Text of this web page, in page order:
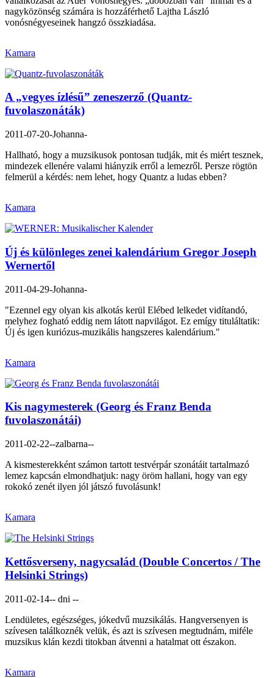
nagyközönség számára is hozzáférhető Lajtha László
vonósnégyeseinek hangzó összkiadása.
Kamara
A „vegyes ízlésű” zeneszerző (Quantz-
fuvolaszonáták)
2011-07-20-Johanna-
Hallható, hogy a muzsikusok pontosan tudják, mit és miért tesznek,
mindezek ellenére valami hiányzik erről a lemezről. Persze rögtön
felmerül a kérdés: nem lehet, hogy Quantz a ludas ebben?
Kamara
Új és különleges zenei kalendárium Gregor Joseph
Wernertől
2011-04-29-Johanna-
"Ezennel egy olyan kis alkotás kerül Elébed lelkedet vidítandó,
melyhez fogható eddig nem látott napvilágot. Ez emígy tituláltatik:
Új és igen kuriózus-muzikális hangszeres kalendárium."
Kamara
Kis nagymesterek (Georg és Franz Benda
fuvolaszonátái)
2011-02-22--zalbarna--
A kismesterekként számon tartott testvérpár szonátáit tartalmazó
lemez kapcsán elmondhatjuk: nagy öröm hallani, hogy van egy
rokokó zenét ilyen jól játszó fuvolásunk!
Kamara
Kettősverseny, nagycsalád (Double Concertos / The
Helsinki Strings)
2011-02-14-- dni --
Lendületes, egészséges, jókedvű muzsikálás. Hangversenyen is
szívesen találkoznék velük, és azt is szívesen megtudnám, miféle
muzsikus klán kezdi titokban átvenni a hatalmat ott északon.
Kamara